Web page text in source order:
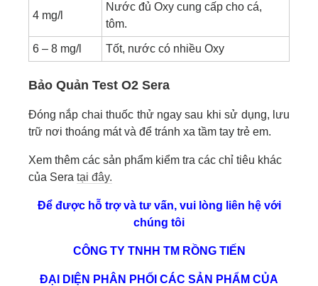
4 mg/l
Nước đủ Oxy cung cấp cho cá,
tôm.
6 – 8 mg/l Tốt, nước có nhiều Oxy
Bảo Quản Test O2 Sera
Đóng nắp chai thuốc thử ngay sau khi sử dụng, lưu
trữ nơi thoáng mát và để tránh xa tầm tay trẻ em.
Xem thêm các sản phẩm kiểm tra các chỉ tiêu khác
của Sera tại đây.
Để được hỗ trợ và tư vấn, vui lòng liên hệ với
chúng tôi
CÔNG TY TNHH TM RỒNG TIẾN
ĐẠI DIỆN PHÂN PHỐI CÁC SẢN PHẨM CỦA